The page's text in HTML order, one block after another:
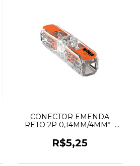
CONECTOR EMENDA
RETO 2P 0,14MM/4MM* -
R$5,25